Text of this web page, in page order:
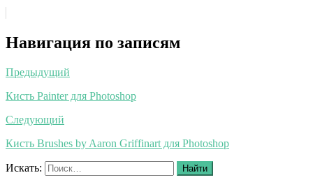
Навигация по записям
Предыдущий
Кисть Painter для Photoshop
Следующий
Кисть Brushes by Aaron Griffinart для Photoshop
Искать: Найти